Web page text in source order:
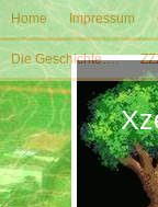
Home Impressum
Die Geschichte….